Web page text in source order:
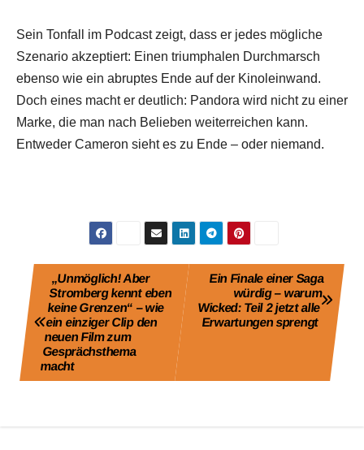
Sein Tonfall im Podcast zeigt, dass er jedes mögliche
Szenario akzeptiert: Einen triumphalen Durchmarsch
ebenso wie ein abruptes Ende auf der Kinoleinwand.
Doch eines macht er deutlich: Pandora wird nicht zu einer
Marke, die man nach Belieben weiterreichen kann.
Entweder Cameron sieht es zu Ende – oder niemand.
BeitragsnavigationEin Finale einer Saga
würdig – warum
Wicked: Teil 2 jetzt alle
Erwartungen sprengt
„Unmöglich! Aber
Stromberg kennt eben
keine Grenzen“ – wie
ein einziger Clip den
neuen Film zum
Gesprächsthema
macht